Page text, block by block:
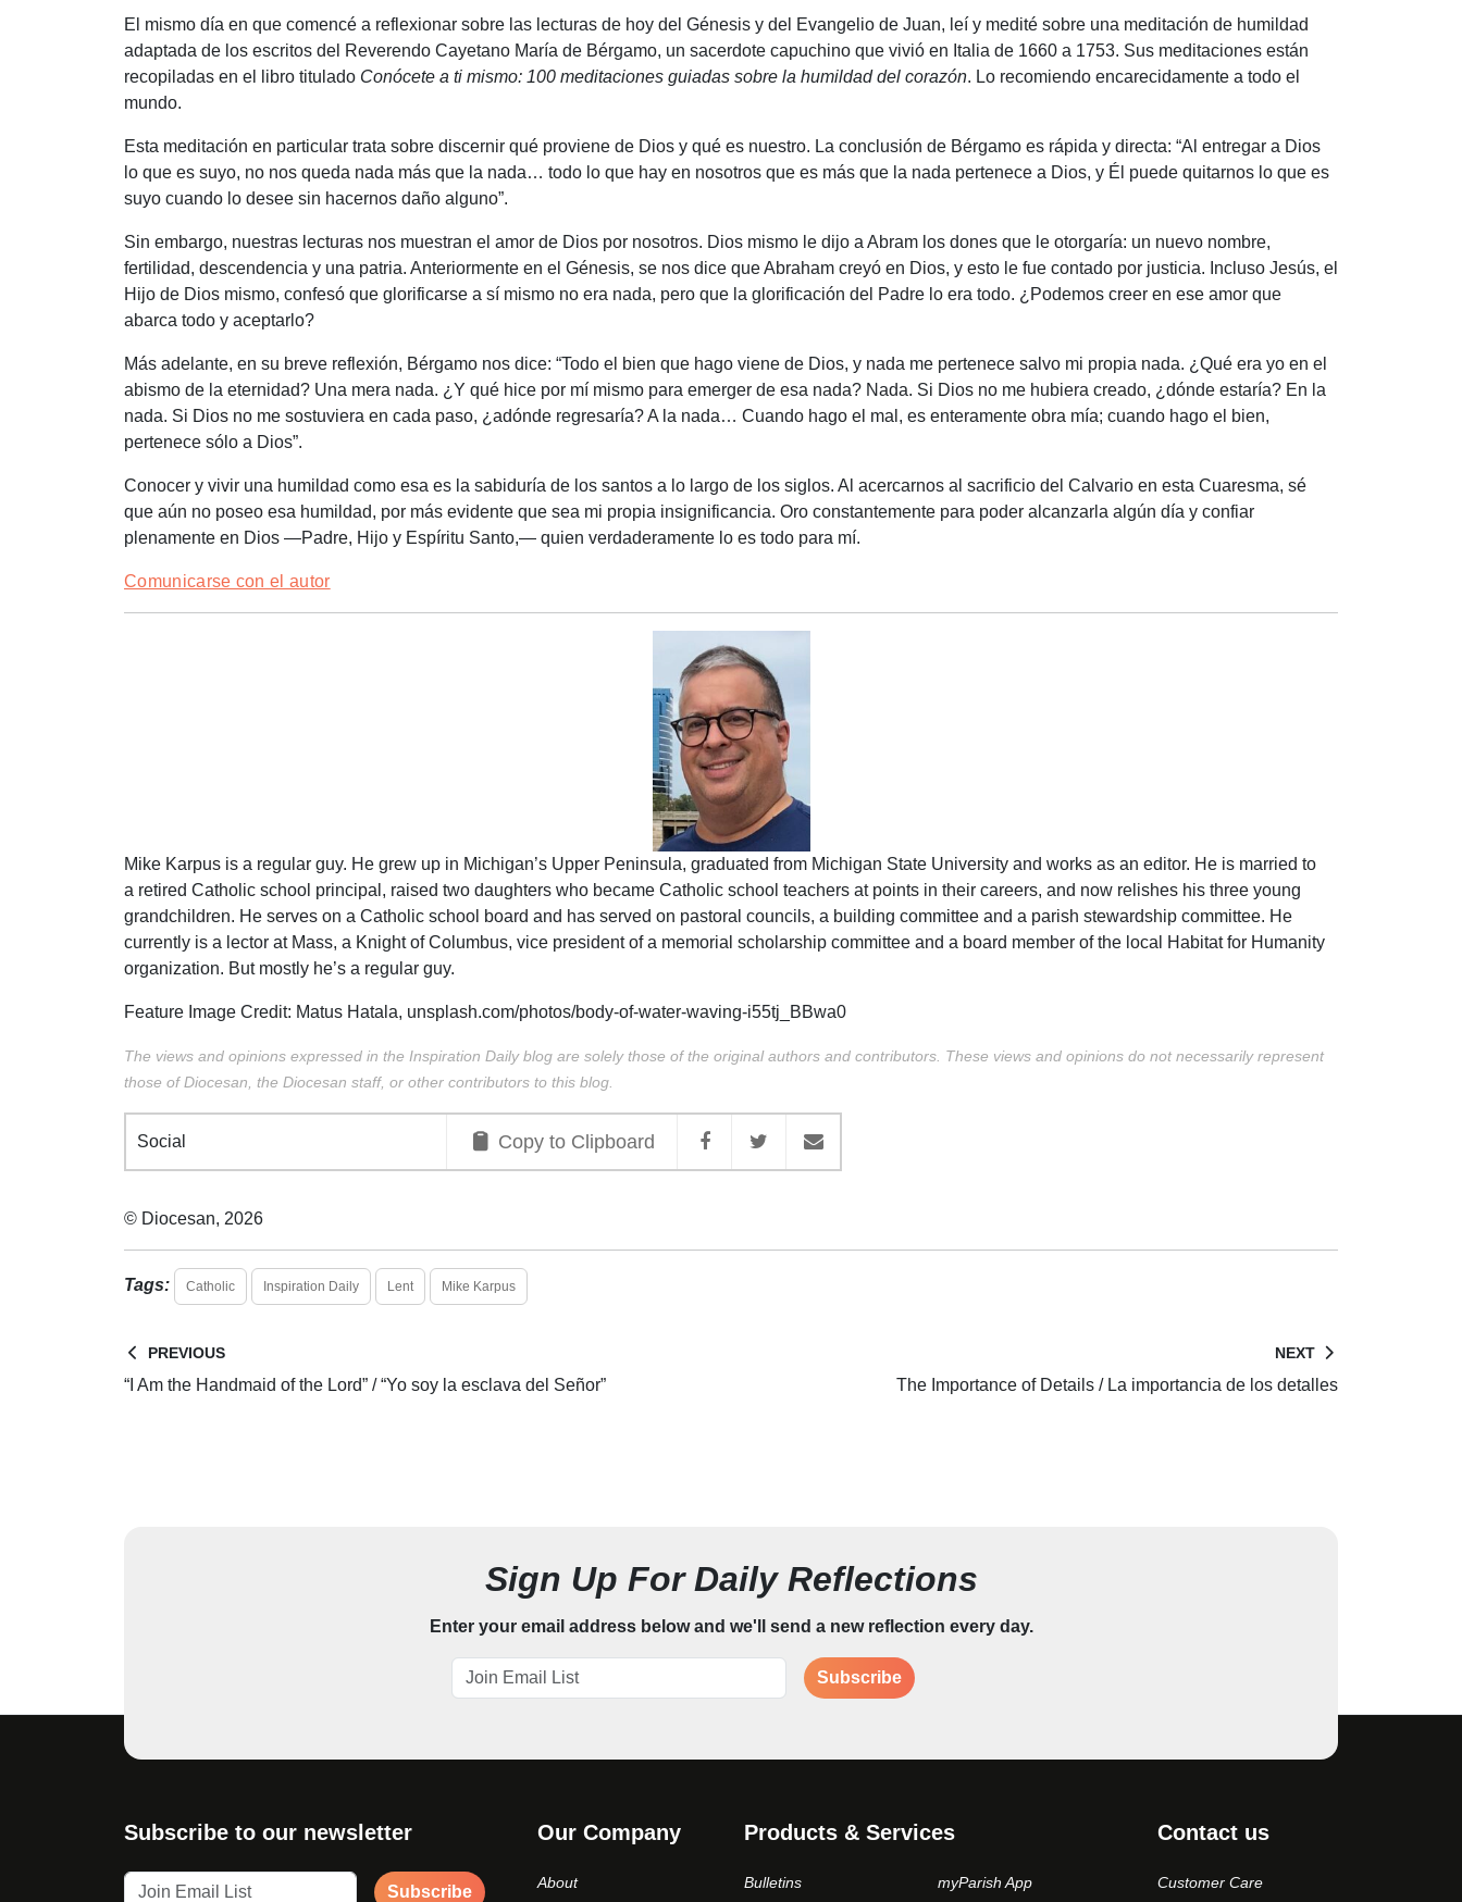
El mismo día en que comencé a reflexionar sobre las lecturas de hoy del Génesis y del Evangelio de Juan, leí y medité sobre una meditación de humildad
adaptada de los escritos del Reverendo Cayetano María de Bérgamo, un sacerdote capuchino que vivió en Italia de 1660 a 1753. Sus meditaciones están
recopiladas en el libro titulado Conócete a ti mismo: 100 meditaciones guiadas sobre la humildad del corazón. Lo recomiendo encarecidamente a todo el
mundo.
Esta meditación en particular trata sobre discernir qué proviene de Dios y qué es nuestro. La conclusión de Bérgamo es rápida y directa: “Al entregar a Dios
lo que es suyo, no nos queda nada más que la nada… todo lo que hay en nosotros que es más que la nada pertenece a Dios, y Él puede quitarnos lo que es
suyo cuando lo desee sin hacernos daño alguno”.
Sin embargo, nuestras lecturas nos muestran el amor de Dios por nosotros. Dios mismo le dijo a Abram los dones que le otorgaría: un nuevo nombre,
fertilidad, descendencia y una patria. Anteriormente en el Génesis, se nos dice que Abraham creyó en Dios, y esto le fue contado por justicia. Incluso Jesús, el
Hijo de Dios mismo, confesó que glorificarse a sí mismo no era nada, pero que la glorificación del Padre lo era todo. ¿Podemos creer en ese amor que
abarca todo y aceptarlo?
Más adelante, en su breve reflexión, Bérgamo nos dice: “Todo el bien que hago viene de Dios, y nada me pertenece salvo mi propia nada. ¿Qué era yo en el
abismo de la eternidad? Una mera nada. ¿Y qué hice por mí mismo para emerger de esa nada? Nada. Si Dios no me hubiera creado, ¿dónde estaría? En la
nada. Si Dios no me sostuviera en cada paso, ¿adónde regresaría? A la nada… Cuando hago el mal, es enteramente obra mía; cuando hago el bien,
pertenece sólo a Dios”.
Conocer y vivir una humildad como esa es la sabiduría de los santos a lo largo de los siglos. Al acercarnos al sacrificio del Calvario en esta Cuaresma, sé
que aún no poseo esa humildad, por más evidente que sea mi propia insignificancia. Oro constantemente para poder alcanzarla algún día y confiar
plenamente en Dios —Padre, Hijo y Espíritu Santo,— quien verdaderamente lo es todo para mí.
Comunicarse con el autor
Mike Karpus is a regular guy. He grew up in Michigan’s Upper Peninsula, graduated from Michigan State University and works as an editor. He is married to
a retired Catholic school principal, raised two daughters who became Catholic school teachers at points in their careers, and now relishes his three young
grandchildren. He serves on a Catholic school board and has served on pastoral councils, a building committee and a parish stewardship committee. He
currently is a lector at Mass, a Knight of Columbus, vice president of a memorial scholarship committee and a board member of the local Habitat for Humanity
organization. But mostly he’s a regular guy.
Feature Image Credit: Matus Hatala, unsplash.com/photos/body-of-water-waving-i55tj_BBwa0
The views and opinions expressed in the Inspiration Daily blog are solely those of the original authors and contributors. These views and opinions do not necessarily represent
those of Diocesan, the Diocesan staff, or other contributors to this blog.
Social Copy to Clipboard
© Diocesan, 2026
Tags: Catholic Inspiration Daily Lent Mike Karpus
PREVIOUS
“I Am the Handmaid of the Lord” / “Yo soy la esclava del Señor”
NEXT
The Importance of Details / La importancia de los detalles
Sign Up For Daily Reflections
Enter your email address below and we'll send a new reflection every day.
Subscribe
Subscribe to our newsletter
Subscribe
Our Company
About
Products & Services
Bulletins myParish App
Contact us
Customer Care